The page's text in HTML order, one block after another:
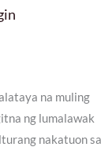
na muling
ng lumalawak
nakatuon sa